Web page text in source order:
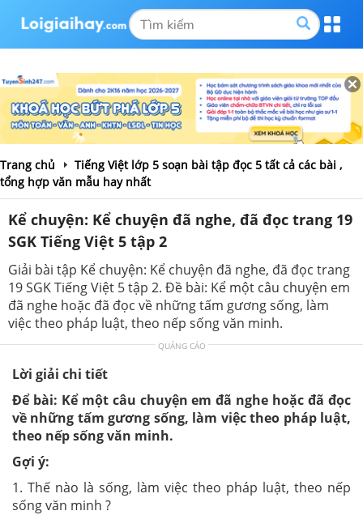
Trang chủ
Tiếng Việt lớp 5 soạn bài tập đọc 5 tất cả các bài ,
tổng hợp văn mẫu hay nhất
Kể chuyện: Kể chuyện đã nghe, đã đọc trang 19
SGK Tiếng Việt 5 tập 2
Giải bài tập Kể chuyện: Kể chuyện đã nghe, đã đọc trang
19 SGK Tiếng Việt 5 tập 2. Đề bài: Kể một câu chuyện em
đã nghe hoặc đã đọc về những tấm gương sống, làm
việc theo pháp luật, theo nếp sống văn minh.
QUẢNG CÁO
Lời giải chi tiết
Để bài: Kể một câu chuyện em đã nghe hoặc đã đọc
về những tấm gương sống, làm việc theo pháp luật,
theo nếp sống văn minh.
Gợi ý:
1. Thế nào là sống, làm việc theo pháp luật, theo nếp
sống văn minh ?